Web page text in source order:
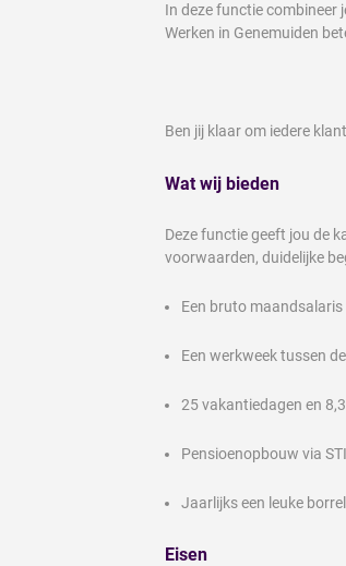
In deze functie combineer
Werken in Genemuiden
Ben jij klaar om iedere
Wat wij bieden
Deze functie geeft jou de
voorwaarden, duidelijke
Een bruto
Een werkweek tussen
25 vakantiedagen en
Pensioenopbouw via
Jaarlijks een leuke
Eisen